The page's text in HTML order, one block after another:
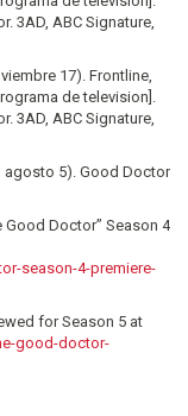
3AD, ABC Signature,
17). Frontline,
de television].
3AD, ABC Signature,
agosto 5). Good Doctor
Good Doctor” Season 4
season-4-premiere-
for Season 5 at
good-doctor-